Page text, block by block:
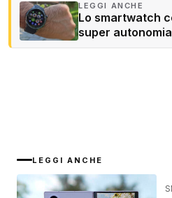
LEGGI ANCHE
Lo smartwatch
super autonomia
LEGGI ANCHE